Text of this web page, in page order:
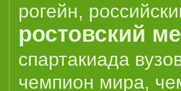
рогейн,
ростовский
спартакиада
чемпион мира,